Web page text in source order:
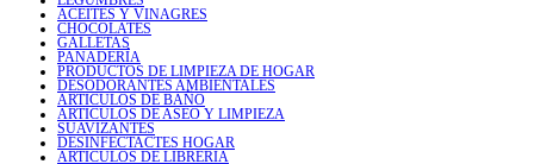
ACEITES Y VINAGRES
CHOCOLATES
GALLETAS
PANADERÍA
PRODUCTOS DE LIMPIEZA DE HOGAR
DESODORANTES AMBIENTALES
ARTICULOS DE BAÑO
ARTICULOS DE ASEO Y LIMPIEZA
SUAVIZANTES
DESINFECTACTES HOGAR
ARTICULOS DE LIBRERIA